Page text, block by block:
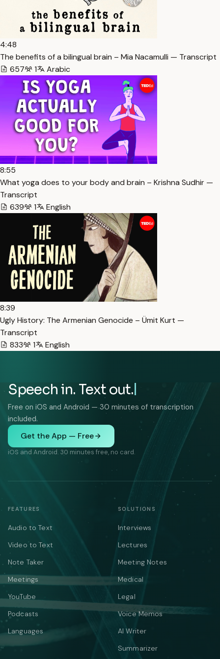
4:48
The benefits of a bilingual brain – Mia Nacamulli — Transcript
657
1 Arabic
8:55
What yoga does to your body and brain – Krishna Sudhir —
Transcript
639
1 English
8:39
Ugly History: The Armenian Genocide – Ümit Kurt —
Transcript
833
1 English
Speech in. Text out.
Free on iOS and Android — 30 minutes of transcription
included.
Get the App — Free
iOS and Android. 30 minutes free, no card.
FEATURES
Audio to Text
Video to Text
Note Taker
Meetings
YouTube
Podcasts
Languages
SOLUTIONS
Interviews
Lectures
Meeting Notes
Medical
Legal
Voice Memos
AI Writer
Summarizer